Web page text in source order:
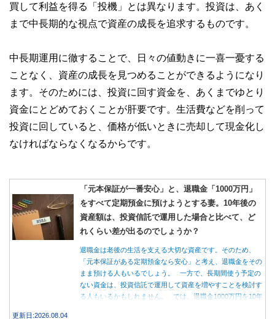
買して利益を得る「投機」とは異なります。投資は、あく
まで中長期的な視点で資産の成長を追求するものです。
中長期運用に徹することで、日々の値動きに一喜一憂する
ことなく、資産の成長を見つめることができるようになり
ます。そのためには、投資に回す資金を、あくまでゆとり
資金にとどめておくことが肝要です。生活費などを削って
投資に回していると、価格が低いときに売却して現金化し
なければならなくなるからです。
「元本保証が一番安心」と、退職金「1000万円」
をすべて定期預金に預けようとする妻。10年後の
資産額は、投資信託で運用した場合と比べて、ど
れくらい差が出るのでしょうか？
退職金は老後の生活を支える大切な資産です。そのため、
「元本保証がある定期預金なら安心」と考え、退職金をその
まま預ける人もいるでしょう。 一方で、長期間使う予定の
ない資金は、投資信託で運用して資産を増やすことを検討す
る人もいるかもしれません。 では、退職金1000万円を10年
更新日:2026.08.04